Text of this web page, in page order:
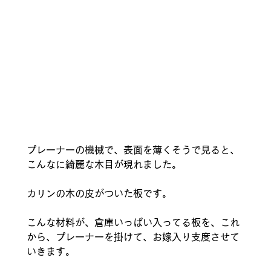
プレーナーの機械で、表面を薄くそうで見ると、
こんなに綺麗な木目が現れました。
カリンの木の皮がついた板です。
こんな材料が、倉庫いっぱい入ってる板を、これ
から、プレーナーを掛けて、お嫁入り支度させて
いきます。